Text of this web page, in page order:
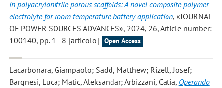
in polyacrylonitrile porous scaffolds: A novel composite polymer
electrolyte for room temperature battery application, «JOURNAL
OF POWER SOURCES ADVANCES», 2024, 26, Article number:
100140, pp. 1 - 8 [articolo]
Open Access
Lacarbonara, Giampaolo; Sadd, Matthew; Rizell, Josef;
Bargnesi, Luca; Matic, Aleksandar; Arbizzani, Catia, Operando